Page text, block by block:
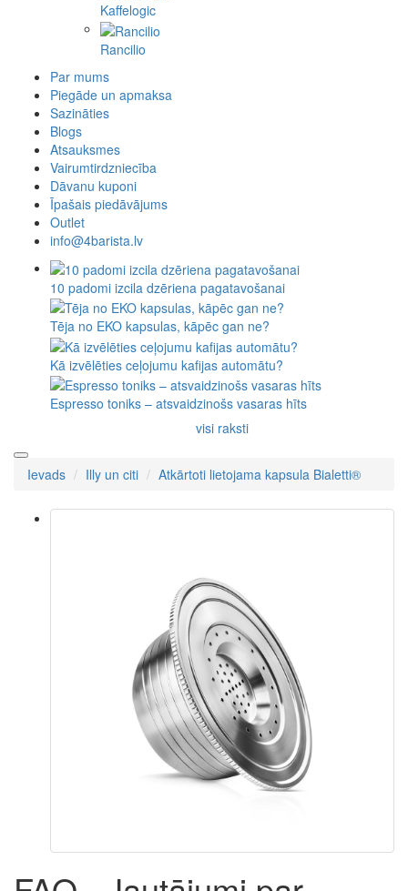
Kaffelogic
Rancilio
Par mums
Piegāde un apmaksa
Sazināties
Blogs
Atsauksmes
Vairumtirdzniecība
Dāvanu kuponi
Īpašais piedāvājums
Outlet
info@4barista.lv
10 padomi izcila dzēriena pagatavošanai
Tēja no EKO kapsulas, kāpēc gan ne?
Kā izvēlēties ceļojumu kafijas automātu?
Espresso toniks – atsvaidzinošs vasaras hīts
visi raksti
Ievads Illy un citi Atkārtoti lietojama kapsula Bialetti®